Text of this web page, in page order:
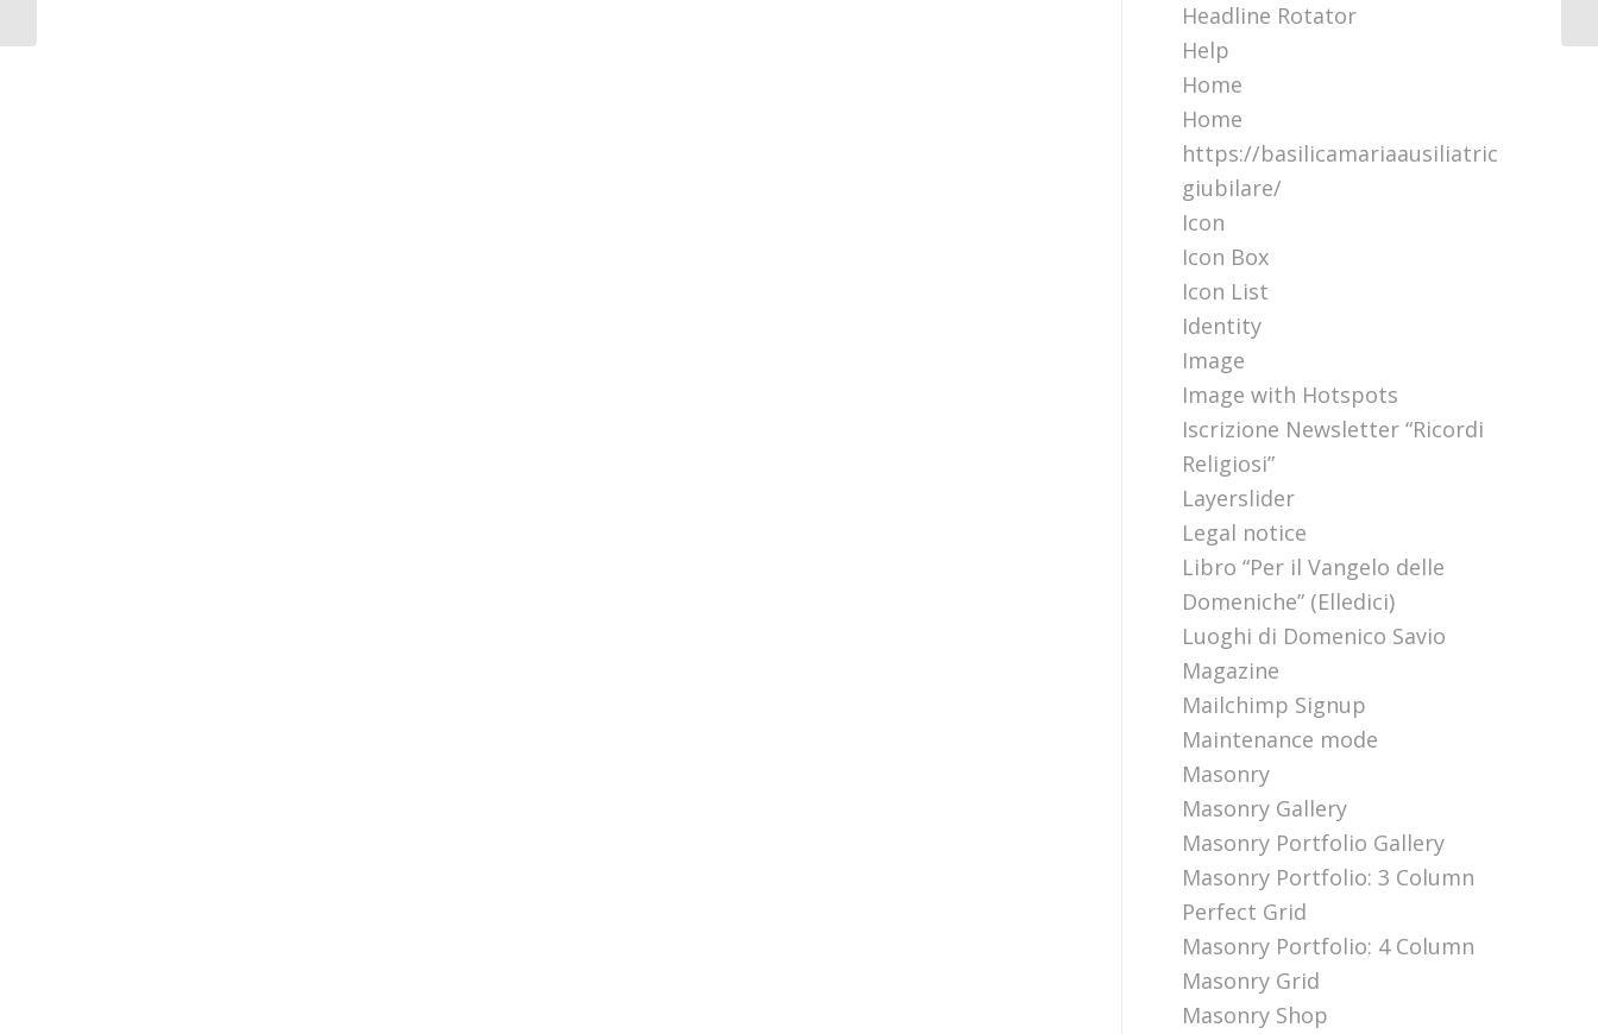
Headline Rotator
Help
Home
Home
https://basilicamariaausiliatrice.it/
giubilare/
Icon
Icon Box
Icon List
Identity
Image
Image with Hotspots
Iscrizione Newsletter “Ricordi
Religiosi”
Layerslider
Legal notice
Libro “Per il Vangelo delle
Domeniche” (Elledici)
Luoghi di Domenico Savio
Magazine
Mailchimp Signup
Maintenance mode
Masonry
Masonry Gallery
Masonry Portfolio Gallery
Masonry Portfolio: 3 Column
Perfect Grid
Masonry Portfolio: 4 Column
Masonry Grid
Masonry Shop